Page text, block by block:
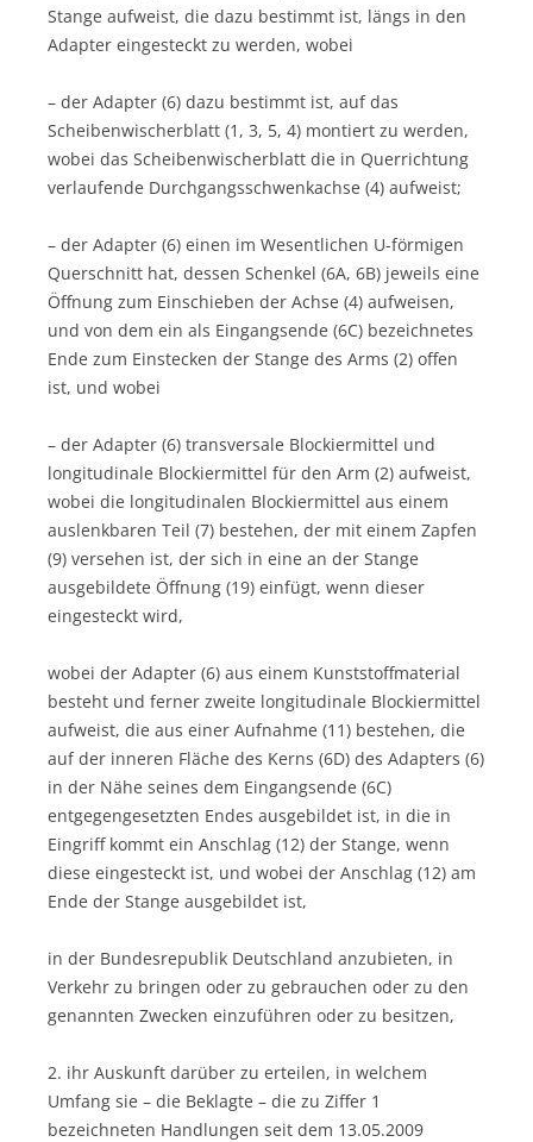
Stange aufweist, die dazu bestimmt ist, längs in den
Adapter eingesteckt zu werden, wobei
– der Adapter (6) dazu bestimmt ist, auf das
Scheibenwischerblatt (1, 3, 5, 4) montiert zu werden,
wobei das Scheibenwischerblatt die in Querrichtung
verlaufende Durchgangsschwenkachse (4) aufweist;
– der Adapter (6) einen im Wesentlichen U-förmigen
Querschnitt hat, dessen Schenkel (6A, 6B) jeweils eine
Öffnung zum Einschieben der Achse (4) aufweisen,
und von dem ein als Eingangsende (6C) bezeichnetes
Ende zum Einstecken der Stange des Arms (2) offen
ist, und wobei
– der Adapter (6) transversale Blockiermittel und
longitudinale Blockiermittel für den Arm (2) aufweist,
wobei die longitudinalen Blockiermittel aus einem
auslenkbaren Teil (7) bestehen, der mit einem Zapfen
(9) versehen ist, der sich in eine an der Stange
ausgebildete Öffnung (19) einfügt, wenn dieser
eingesteckt wird,
wobei der Adapter (6) aus einem Kunststoffmaterial
besteht und ferner zweite longitudinale Blockiermittel
aufweist, die aus einer Aufnahme (11) bestehen, die
auf der inneren Fläche des Kerns (6D) des Adapters (6)
in der Nähe seines dem Eingangsende (6C)
entgegengesetzten Endes ausgebildet ist, in die in
Eingriff kommt ein Anschlag (12) der Stange, wenn
diese eingesteckt ist, und wobei der Anschlag (12) am
Ende der Stange ausgebildet ist,
in der Bundesrepublik Deutschland anzubieten, in
Verkehr zu bringen oder zu gebrauchen oder zu den
genannten Zwecken einzuführen oder zu besitzen,
2. ihr Auskunft darüber zu erteilen, in welchem
Umfang sie – die Beklagte – die zu Ziffer 1
bezeichneten Handlungen seit dem 13.05.2009